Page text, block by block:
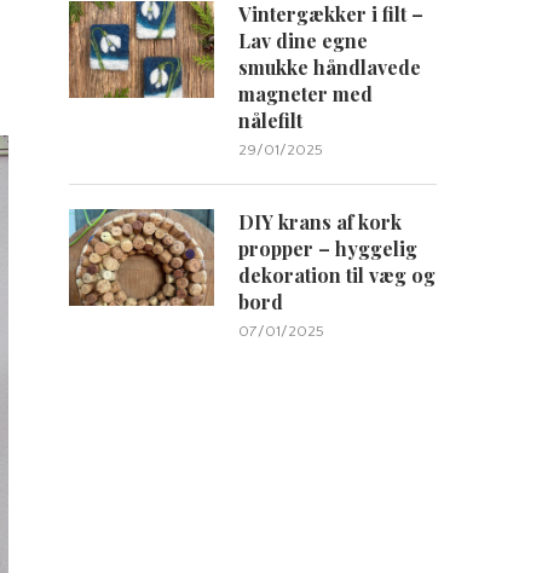
Vintergækker i filt –
Lav dine egne
smukke håndlavede
magneter med
nålefilt
29/01/2025
DIY krans af kork
propper – hyggelig
dekoration til væg og
bord
07/01/2025